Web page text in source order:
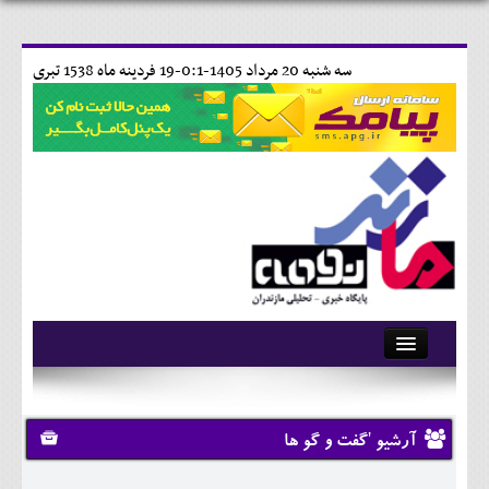
19 فردينه ماه 1538 تبری سه شنبه 20 مرداد 1405-0:1-
آرشیو
تماس با ما
وبلاگ
آرشیو 'گفت و گو ها